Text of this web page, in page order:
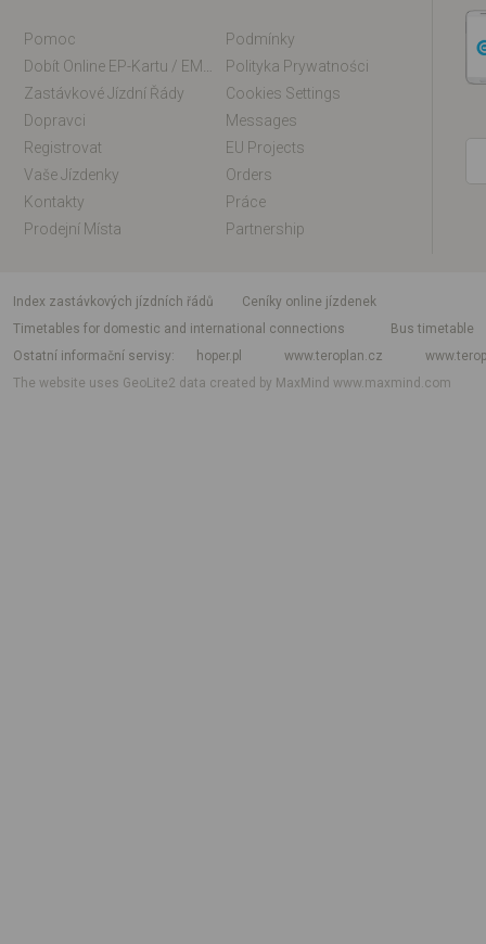
Pomoc
Podmínky
Polityka Prywatności
Zastávkové Jízdní Řády
Cookies Settings
Dopravci
Messages
Registrovat
EU Projects
Vaše Jízdenky
Orders
Kontakty
Práce
Prodejní Místa
Partnership
index zastávkových jízdních řádů
Ceníky online jízdenek
Timetables for domestic and international connections
Bus timetable
Ostatní informační servisy
hoper.pl www.teroplan.cz
The website uses GeoLite2 data created by MaxMindwww.maxmind.com